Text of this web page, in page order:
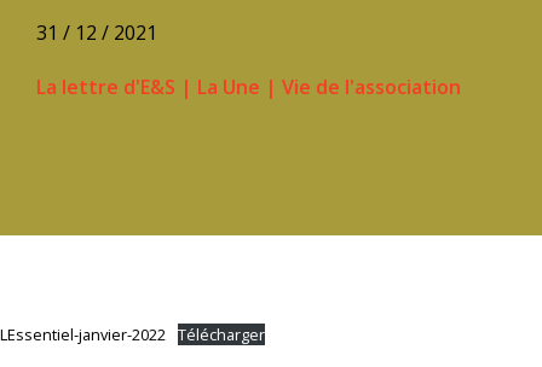
31 / 12 / 2021
La lettre d'E&S | La Une | Vie de l'association
LEssentiel-janvier-2022 Télécharger